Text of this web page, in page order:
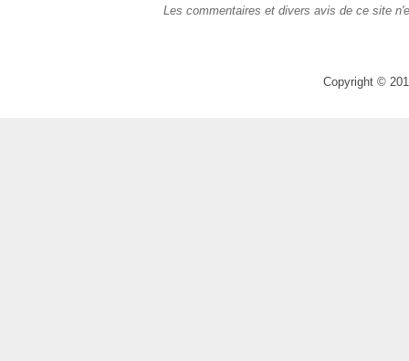
Les commentaires et divers avis de ce site
Copyright ©